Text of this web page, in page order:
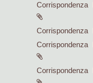
Corrispondenza
Corrispondenza
Corrispondenza
Corrispondenza